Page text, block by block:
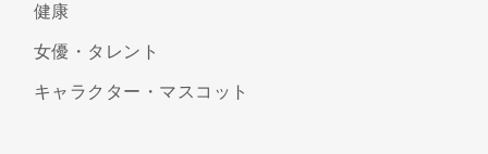
健康
女優・タレント
キャラクター・マスコット